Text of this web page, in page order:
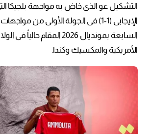
التشكيل عو الذى خاض به مواجهة بلجيكا
الإيجابى (1-1) فى الجولة الأولى من
السابعة بمونديال 2026 المقام
الأمريكية والمكسيك وكندا.